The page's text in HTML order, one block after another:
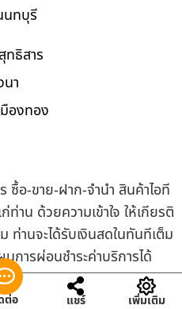
นทบุรี
ทธิสาร
า
องทอง
ซื้อ-ขาย-ฝาก-จำนำ สินค้าไอที
ท่าน ด้วยความเข้าใจ ให้เกียรติ
ท่านจะได้รับเงินสดในทันทีเต็ม
การผ่อนชำระค่าบริการได้
ต่อ แชร์ เพิ่มเติม